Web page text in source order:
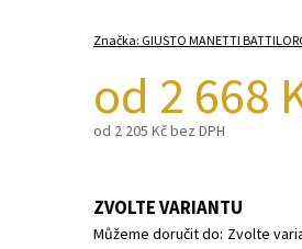
Značka: GIUSTO MANETTI
od 2 668
od 2 205 Kčbez DPH
ZVOLTE VARIANTU
Můžeme doručit do: Zvolte